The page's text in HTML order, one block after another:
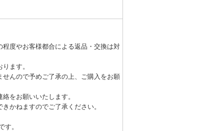
度やお客様都合による返品・交換は対
ます。
んので予めご了承の上、ご購入をお願
をお願いいたします。
かねますのでご了承ください。
す。